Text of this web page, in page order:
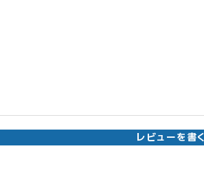
レビューを書